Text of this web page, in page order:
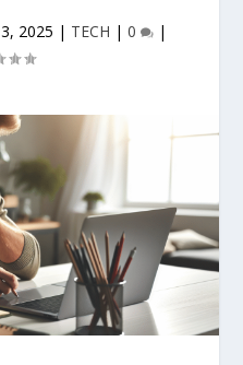
2025 | TECH | 0 |